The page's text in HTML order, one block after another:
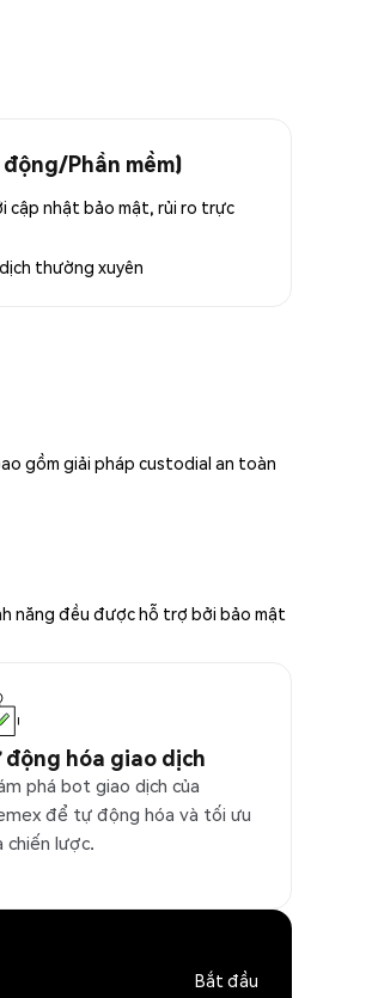
Phần mềm)
cập nhật bảo mật, rủi ro trực
thường xuyên
gồm giải pháp custodial an toàn
năng đều được hỗ trợ bởi bảo mật
động hóa giao dịch
phá bot giao dịch của
để tự động hóa và tối ưu
chiến lược.
Bắt đầu